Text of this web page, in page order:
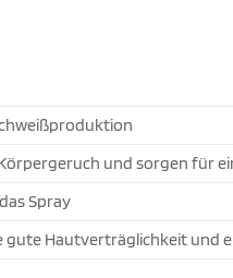
und sorgen für
Spray
gute Hautverträglichkeit und